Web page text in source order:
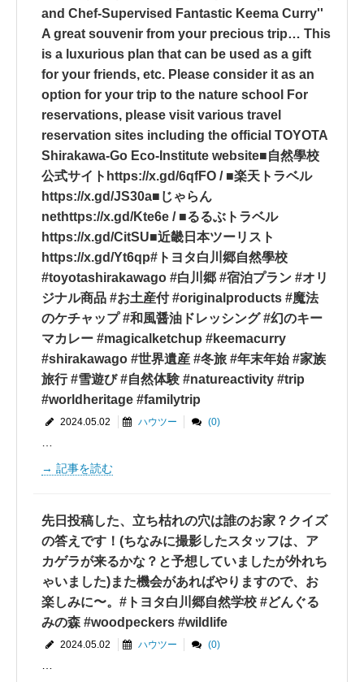
and Chef-Supervised Fantastic Keema Curry''
A great souvenir from your precious trip… This
is a luxurious plan that can be used as a gift
for your friends, etc. Please consider it as an
option for your trip to the nature school For
reservations, please visit various travel
reservation sites including the official TOYOTA
Shirakawa-Go Eco-Institute website■自然學校
公式サイトhttps://x.gd/6qfFO / ■楽天トラベル
https://x.gd/JS30a■じゃらん
nethttps://x.gd/Kte6e / ■るるぶトラベル
https://x.gd/CitSU■近畿日本ツーリスト
https://x.gd/Yt6qp#トヨタ白川郷自然學校
#toyotashirakawago #白川郷 #宿泊プラン #オリ
ジナル商品 #お土産付 #originalproducts #魔法
のケチャップ #和風醤油ドレッシング #幻のキー
マカレー #magicalketchup #keemacurry
#shirakawago #世界遺産 #冬旅 #年末年始 #家族
旅行 #雪遊び #自然体験 #natureactivity #trip
#worldheritage #familytrip
2024.05.02 ハウツー (0)
記事を読む
先日投稿した、立ち枯れの穴は誰のお家？クイズ
の答えです！(ちなみに撮影したスタッフは、ア
カゲラが来るかな？と予想していましたが外れち
ゃいました)また機会があればやりますので、お
楽しみに〜。#トヨタ白川郷自然学校 #どんぐる
みの森 #woodpeckers #wildlife
2024.05.02 ハウツー (0)